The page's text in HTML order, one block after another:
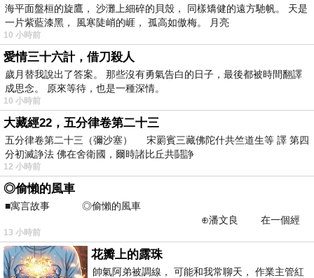
海平面盤桓的旋鷹， 沙灘上細碎的貝殼， 同樣矯健的遠方馳帆。 天是
一片紫藍漆黑， 風寒陡峭的崕， 孤高如傲梅。 月亮
10 小時前
愛情三十六計，借刀殺人
歲月替我說出了答案。 那些沒有勇氣告白的日子，最後都被時間翻譯
成思念。 原來等待，也是一種深情。
10 小時前
大藏經22，五分律卷第二十三
五分律卷第二十三（彌沙塞） 宋罽賓三藏佛陀什共竺道生等 譯 第四
分初滅諍法 佛在舍衛國，爾時諸比丘共鬪諍
12 小時前
◎偷懶的風車
■寓言故事 ◎偷懶的風車
⊕潘文良 在一個經
常颳風的山丘上—&m
13 小時前
花瓣上的露珠
帥氣阿弟被調線， 可能和我常聊天， 作業主管紅